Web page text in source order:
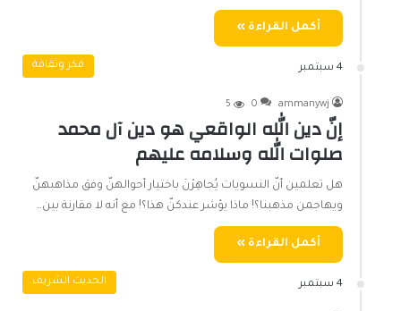
أكمل القراءة »
4 سبتمبر فكر وثقافة
ammanywj
0
5
إنّ دين الله الواقعي هو دين آل محمد
صلوات الله وسلامه عليهم
هل تعلمين أنّ النسويات يُجاهِرْنَ باختيار أحوالهنّ وفق مذاهبهنّ
ويهاجمن مذهبنا؟! ماذا يؤشر عندكنّ هذا؟! مع أنه لا مقارنة بين…
أكمل القراءة »
4 سبتمبر الحديث الشريف